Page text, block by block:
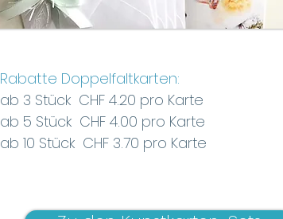
Rabatte Doppelfaltkarten:
ab 3 Stück CHF 4.20 pro Karte
ab 5 Stück CHF 4.00 pro Karte
ab 10 Stück CHF 3.70 pro Karte